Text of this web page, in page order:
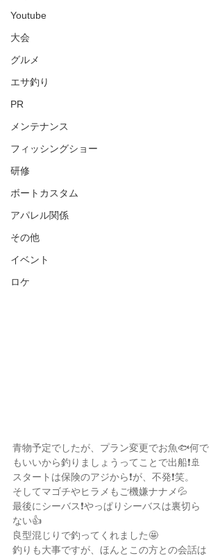
Youtube
大会
グルメ
エサ釣り
PR
メンテナンス
フィッシングショー
研修
ボートカスタム
アパレル関係
その他
イベント
ロケ
青物予定でしたが、プラン変更でお魚🐟何で
もいいから釣りましょうってことで出船❗️🚢
スタートは保険のアジから❗️が、不発❗️笑。
そしてマゴチやヒラメもご機嫌ナナメ💦
最後にシーバス❗️やっぱりシーバスは裏切ら
ない👍
良型混じりで釣ってくれました🤩
釣りも大事ですが、ほんとこの方との会話は